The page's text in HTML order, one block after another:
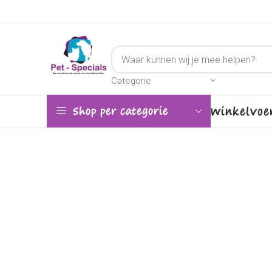
Categorie
Shop per categorie Winkel